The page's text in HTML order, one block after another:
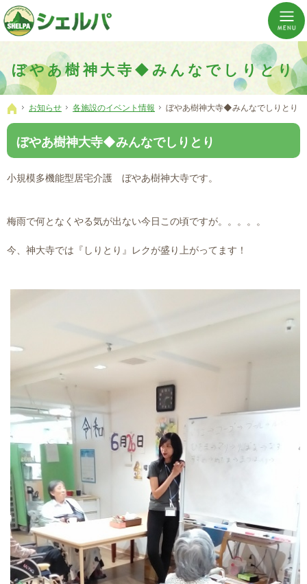
ぼやあ樹神大寺◆みんなでしりとり
介護の「通い・泊まり・訪問」から必要なものだけをご提供。介護のことならシェルパへ。
横浜市神奈川区 事業所数No,1の小規模多機能型居宅介護ぼやあ樹
ホーム
お知らせ 各施設のイベント情報 ぼやあ樹神大寺◆みんなでしりとり
ぼやあ樹神大寺◆みんなでしりとり
小規模多機能型居宅介護 ぼやあ樹神大寺です。
梅雨で何となくやる気が出ない今日この頃ですが。。。。。
今、神大寺では『しりとり』レクが盛り上がってます！